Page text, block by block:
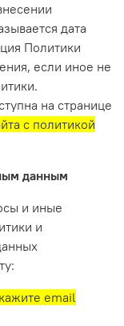
дата
Политики
если иное не
на странице
с политикой
данным
и иные
и
email